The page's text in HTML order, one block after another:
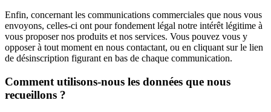
Enfin, concernant les communications commerciales que nous vous
envoyons, celles-ci ont pour fondement légal notre intérêt légitime à
vous proposer nos produits et nos services. Vous pouvez vous y
opposer à tout moment en nous contactant, ou en cliquant sur le lien
de désinscription figurant en bas de chaque communication.
Comment utilisons-nous les données que nous
recueillons ?